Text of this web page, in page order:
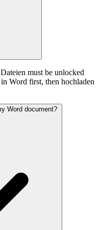
must be unlocked
Word first, then hochladen
Word document?